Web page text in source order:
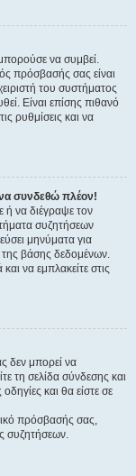
να συμβεί.
πρόσβασής σας είναι
του συστήματος
Είναι επίσης πιθανό
ρυθμίσεις και να
συνδεθώ πλέον!
ή να διέγραψε τον
συζητήσεων
μηνύματα για
της βάσης δεδομένων.
να εμπλακείτε στις
δεν μπορεί να
τη σελίδα σύνδεσης και
και θα είστε σε
πρόσβασής σας,
συζητήσεων.